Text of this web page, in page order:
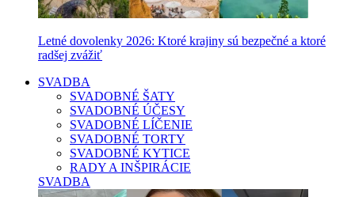
Letné dovolenky 2026: Ktoré krajiny sú bezpečné a ktoré
radšej zvážiť
SVADBA
SVADOBNÉ ŠATY
SVADOBNÉ ÚČESY
SVADOBNÉ LÍČENIE
SVADOBNÉ TORTY
SVADOBNÉ KYTICE
RADY A INŠPIRÁCIE
SVADBA